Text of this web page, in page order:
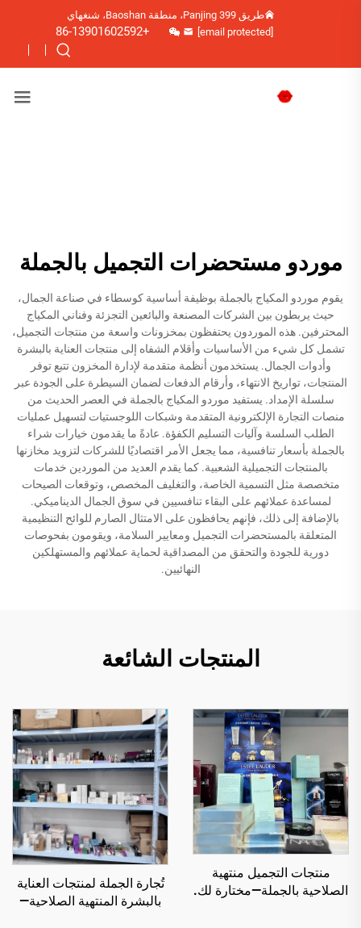
طريق Panjing 399، منطقة Baoshan، شنغهاي
[email protected]
+86-13901602592
موردو مستحضرات التجميل بالجملة
يقوم موردو المكياج بالجملة بوظيفة أساسية كوسطاء في صناعة الجمال،
حيث يربطون بين الشركات المصنعة والبائعين التجزئة وفناني المكياج
المحترفين. هذه الموردون يحتفظون بمخزونات واسعة من منتجات التجميل،
تشمل كل شيء من الأساسيات وأقلام الشفاه إلى منتجات العناية بالبشرة
وأدوات الجمال. يستخدمون أنظمة متقدمة لإدارة المخزون تتبع توفر
المنتجات، تواريخ الانتهاء، وأرقام الدفعات لضمان السيطرة على الجودة عبر
سلسلة الإمداد. يستفيد موردو المكياج بالجملة في العصر الحديث من
منصات التجارة الإلكترونية المتقدمة وشبكات اللوجستيات لتسهيل عمليات
الطلب السلسة وآليات التسليم الكفؤة. عادةً ما يقدمون خيارات شراء
بالجملة بأسعار تنافسية، مما يجعل الأمر اقتصاديًا للشركات لتزويد مخازنها
بالمنتجات التجميلية الشعبية. كما يقدم العديد من الموردين خدمات
متخصصة مثل التسمية الخاصة، والتغليف المخصص، وتوقعات الصيحات
لمساعدة عملائهم على البقاء تنافسيين في سوق الجمال الديناميكي.
بالإضافة إلى ذلك، فإنهم يحافظون على الامتثال الصارم للوائح التنظيمية
المتعلقة بالمستحضرات التجميل ومعايير السلامة، ويقومون بفحوصات
دورية للجودة والتحقق من المصداقية لحماية عملائهم والمستهلكين
النهائيين.
المنتجات الشائعة
منتجات التجميل منتهية
الصلاحية بالجملة—مختارة لك.
تُجارة الجملة لمنتجات العناية
بالبشرة المنتهية الصلاحية—